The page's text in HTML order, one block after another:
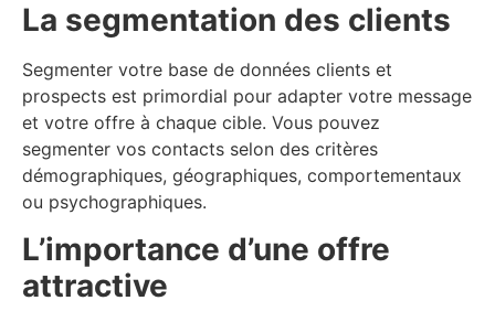
La segmentation des clients
Segmenter votre base de données clients et
prospects est primordial pour adapter votre message
et votre offre à chaque cible. Vous pouvez
segmenter vos contacts selon des critères
démographiques, géographiques, comportementaux
ou psychographiques.
L’importance d’une offre
attractive